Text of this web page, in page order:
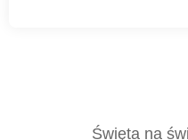
Święta na